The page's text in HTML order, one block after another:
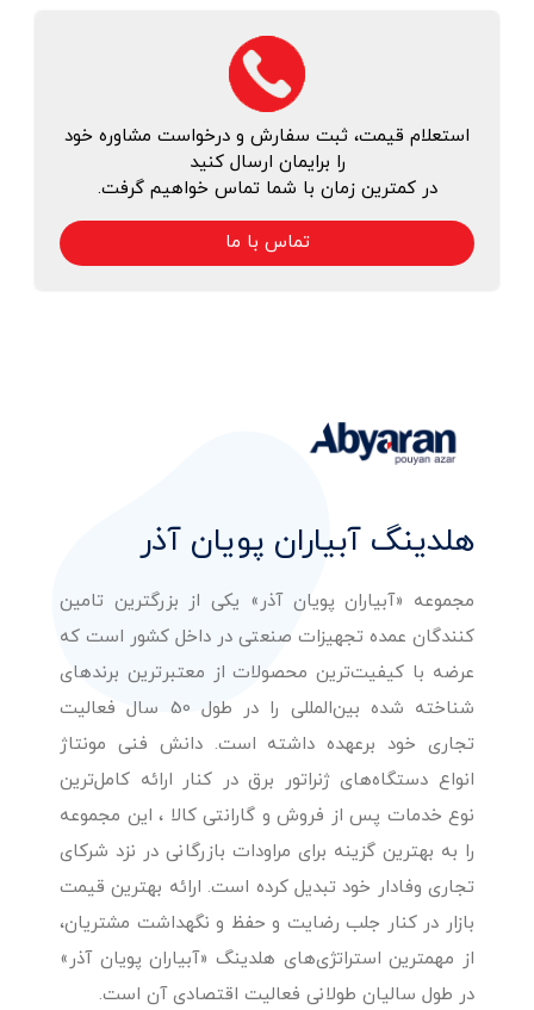
استعلام قیمت، ثبت سفارش و درخواست مشاوره خود
را برایمان ارسال کنید
در کمترین زمان با شما تماس خواهیم گرفت.
تماس با ما
هلدینگ آبیاران پویان آذر
مجموعه «آبیاران پویان آذر» یکی از بزرگترین تامین
کنندگان عمده تجهیزات صنعتی در داخل کشور است که
عرضه با کیفیت‌ترین محصولات از معتبرترین برندهای
شناخته شده بین‌المللی را در طول 50 سال فعالیت
تجاری خود برعهده داشته است. دانش فنی مونتاژ
انواع دستگاه‌های ژنراتور برق در کنار ارائه کامل‌ترین
نوع خدمات پس از فروش و گارانتی کالا ، این مجموعه
را به بهترین گزینه برای مراودات بازرگانی در نزد شرکای
تجاری وفادار خود تبدیل کرده است. ارائه بهترین قیمت
بازار در کنار جلب رضایت و حفظ و نگهداشت مشتریان،
از مهمترین استراتژی‌های هلدینگ «آبیاران پویان آذر»
در طول سالیان طولانی فعالیت اقتصادی آن است.